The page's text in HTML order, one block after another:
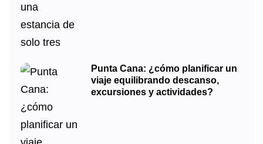
Punta Cana: ¿cómo planificar un
viaje equilibrando descanso,
excursiones y actividades?